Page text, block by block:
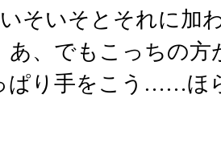
そいそとそれに加
あ、でもこっちの
ぱり手をこう……ほ